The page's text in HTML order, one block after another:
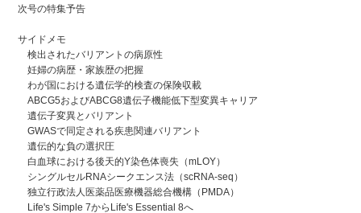
次号の特集予告
サイドメモ
検出されたバリアントの病原性
妊婦の病歴・家族歴の把握
わが国における遺伝学的検査の保険収載
ABCG5およびABCG8遺伝子機能低下型変異キャリア
遺伝子変異とバリアント
GWASで同定される疾患関連バリアント
遺伝的な負の選択圧
白血球における後天的Y染色体喪失（mLOY）
シングルセルRNAシークエンス法（scRNA-seq）
独立行政法人医薬品医療機器総合機構（PMDA）
Life's Simple 7からLife's Essential 8へ